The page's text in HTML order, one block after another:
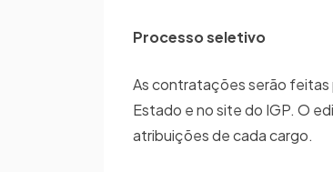
Processo seletivo
As contratações serão feitas
Estado e no site do IGP. O
atribuições de cada cargo.